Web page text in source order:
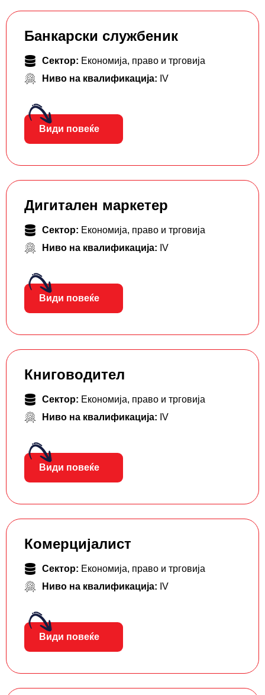
Банкарски службеник
Сектор: Економија, право и трговија
Ниво на квалификација: IV
Види повеќе
Дигитален маркетер
Сектор: Економија, право и трговија
Ниво на квалификација: IV
Види повеќе
Книговодител
Сектор: Економија, право и трговија
Ниво на квалификација: IV
Види повеќе
Комерцијалист
Сектор: Економија, право и трговија
Ниво на квалификација: IV
Види повеќе